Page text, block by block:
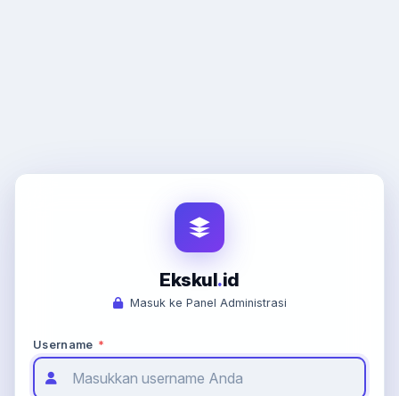
Ekskul.id
Masuk ke Panel Administrasi
Username *